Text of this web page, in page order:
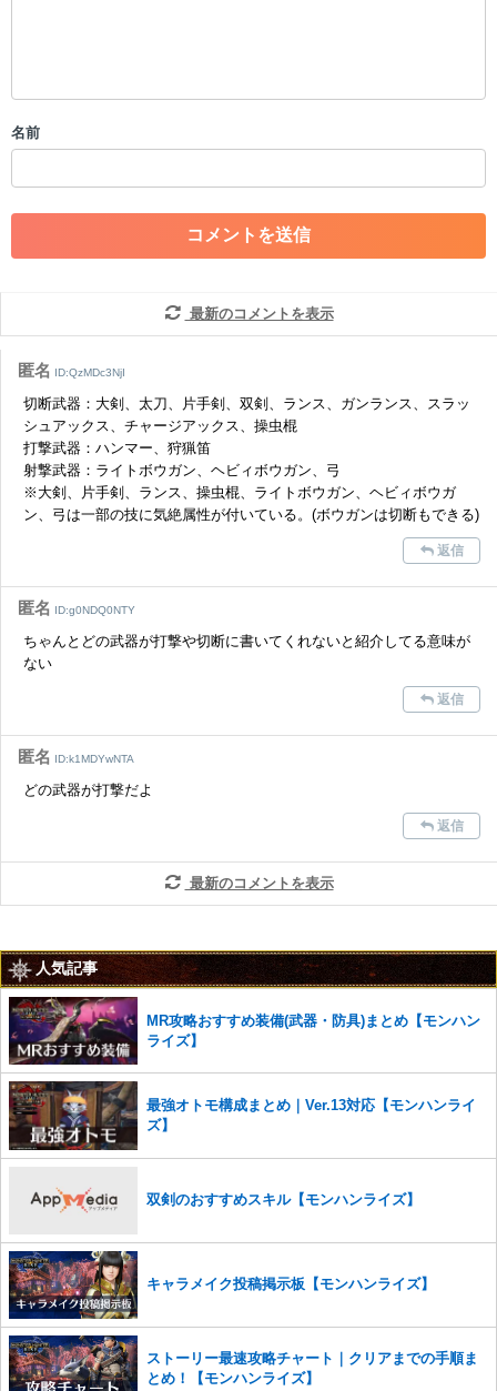
・一度削除された投稿を再び投稿すること
・アカウントの売買など金銭が絡む内容の投稿
・各ゲームのネタバレを含む内容の投稿
・その他、管理者が不適切と判断した投稿
コメントの削除を申請する※投稿内容を確認後、順次対応さ
せていただきます。ご了承ください。
さい。
また、過度な利用規約の違反や、弊社に損害の及ぶ内容の書き込みがあ
った場合は、法的措置をとらせていただく場合もございますので、あら
かじめご理解くださいませ。
名前
最新のコメントを表示
匿名 ID:QzMDc3NjI
切断武器：大剣、太刀、片手剣、双剣、ランス、ガンランス、スラッ
シュアックス、チャージアックス、操虫棍
打撃武器：ハンマー、狩猟笛
射撃武器：ライトボウガン、ヘビィボウガン、弓
※大剣、片手剣、ランス、操虫棍、ライトボウガン、ヘビィボウガ
ン、弓は一部の技に気絶属性が付いている。(ボウガンは切断もできる)
返信
匿名 ID:g0NDQ0NTY
ちゃんとどの武器が打撃や切断に書いてくれないと紹介してる意味が
ない
返信
匿名 ID:k1MDYwNTA
どの武器が打撃だよ
返信
最新のコメントを表示
人気記事
MR攻略おすすめ装備(武器・防具)まとめ【モンハン
ライズ】
最強オトモ構成まとめ｜Ver.13対応【モンハンライ
ズ】
双剣のおすすめスキル【モンハンライズ】
キャラメイク投稿掲示板【モンハンライズ】
ストーリー最速攻略チャート｜クリアまでの手順ま
とめ！【モンハンライズ】